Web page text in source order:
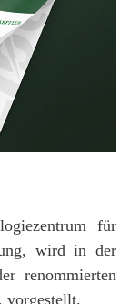
für
wird in der
renommierten
vorgestellt.